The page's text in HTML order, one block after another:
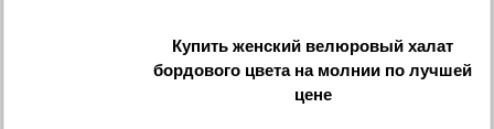
Купитьженский велюровый халат
бордового цвета на молнии по лучшей
цене